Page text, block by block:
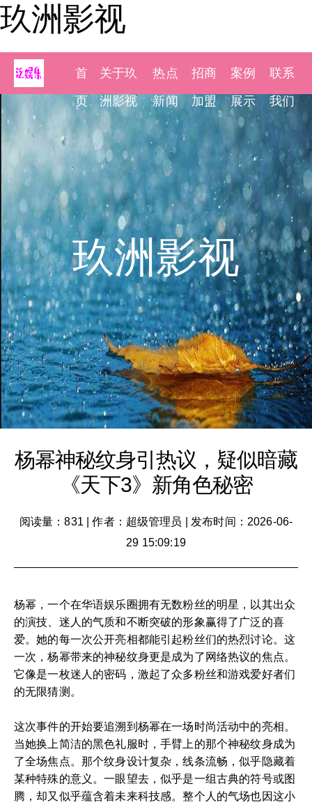
玖洲影视
首
页
关于玖
洲影视
热点
新闻
招商
加盟
案例
展示
联系
我们
玖洲影视
杨幂神秘纹身引热议，疑似暗藏
《天下3》新角色秘密
阅读量：831 |作者：超级管理员
发布时间：2026-06-
29 15:09:19
杨幂，一个在华语娱乐圈拥有无数粉丝的明星，以其出众
的演技、迷人的气质和不断突破的形象赢得了广泛的喜
爱。她的每一次公开亮相都能引起粉丝们的热烈讨论。这
一次，杨幂带来的神秘纹身更是成为了网络热议的焦点。
它像是一枚迷人的密码，激起了众多粉丝和游戏爱好者们
的无限猜测。
这次事件的开始要追溯到杨幂在一场时尚活动中的亮相。
当她换上简洁的黑色礼服时，手臂上的那个神秘纹身成为
了全场焦点。那个纹身设计复杂，线条流畅，似乎隐藏着
某种特殊的意义。一眼望去，似乎是一组古典的符号或图
腾，却又似乎蕴含着未来科技感。整个人的气场也因这小